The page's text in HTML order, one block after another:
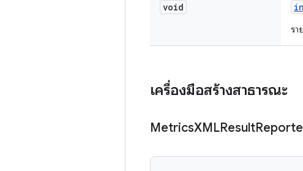
void
รา
เครื่องมือสร้างสาธารณะ
MetricsXMLResult